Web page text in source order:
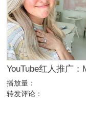
播放量：
转发评论：